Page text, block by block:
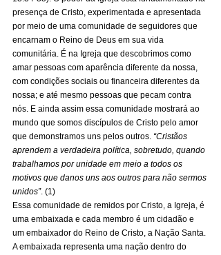
presença de Cristo, experimentada e apresentada
por meio de uma comunidade de seguidores que
encarnam o Reino de Deus em sua vida
comunitária. É na Igreja que descobrimos como
amar pessoas com aparência diferente da nossa,
com condições sociais ou financeira diferentes da
nossa; e até mesmo pessoas que pecam contra
nós. E ainda assim essa comunidade mostrará ao
mundo que somos discípulos de Cristo pelo amor
que demonstramos uns pelos outros. “Cristãos
aprendem a verdadeira política, sobretudo, quando
trabalhamos por unidade em meio a todos os
motivos que danos uns aos outros para não sermos
unidos”. (1)
Essa comunidade de remidos por Cristo, a Igreja, é
uma embaixada e cada membro é um cidadão e
um embaixador do Reino de Cristo, a Nação Santa.
A embaixada representa uma nação dentro do